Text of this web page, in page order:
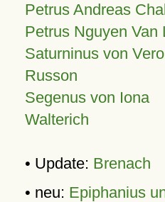
Petrus Andreas
Petrus Nguyen Van
Saturninus von
Russon
Segenus von Iona
Walterich
• Update: Brenach
• neu: Epiphanius